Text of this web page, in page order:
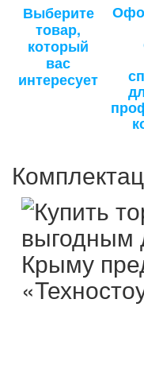
Выберите
товар,
который
вас
интересует